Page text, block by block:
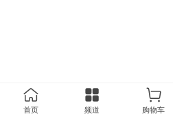
首页 频道 购物车